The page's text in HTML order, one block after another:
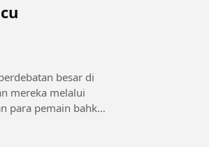
besar di
mereka melalui
para pemain bahkan